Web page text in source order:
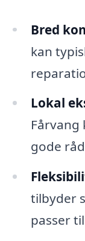
Bred
kan
Lokal
Fårvang
gode
tilbyder
passer